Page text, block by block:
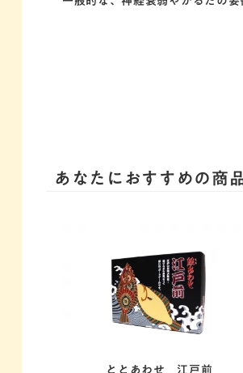
あなたにおすすめの商
ととあわせ 江戸前